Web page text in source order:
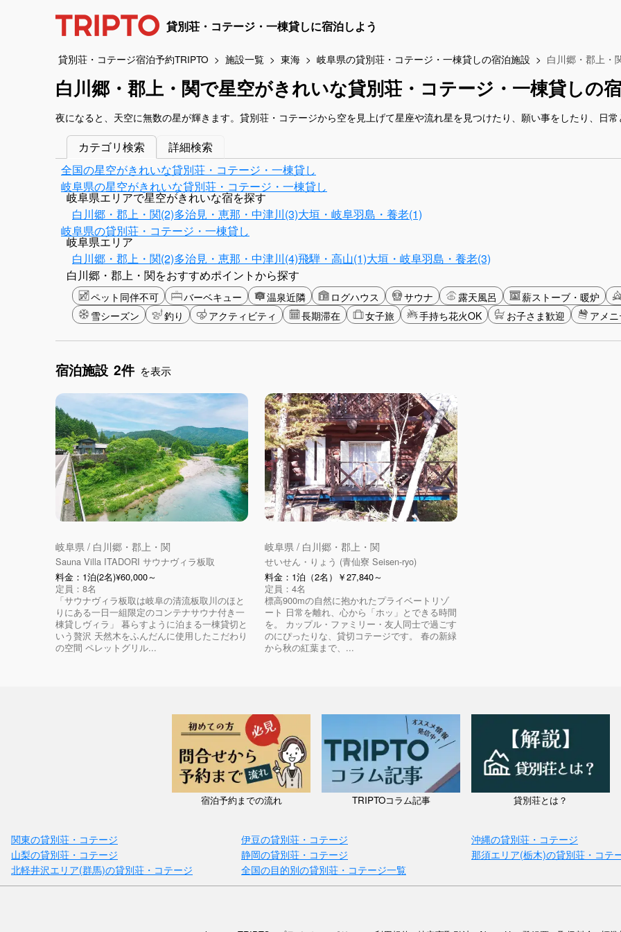
貸別荘・コテージ・一棟貸しに宿泊しよう
貸別荘・コテージ宿泊予約TRIPTO 施設一覧 東海 岐阜県の貸別荘・コテージ・一棟貸しの宿泊施設 白川郷・郡上・
白川郷・郡上・関で星空がきれいな貸別荘・コテージ・一棟貸しの
夜になると、天空に無数の星が輝きます。貸別荘・コテージから空を見上げて星座や流れ星を見つけたり、願い事をしたり、日
カテゴリ検索
詳細検索
全国の星空がきれいな貸別荘・コテージ・一棟貸し
岐阜県の星空がきれいな貸別荘・コテージ・一棟貸し
岐阜県エリアで星空がきれいな宿を探す
白川郷・郡上・関(2)多治見・恵那・中津川(3)大垣・岐阜羽島・養老(1)
岐阜県の貸別荘・コテージ・一棟貸し
岐阜県エリア
白川郷・郡上・関(2)多治見・恵那・中津川(4)飛騨・高山(1)大垣・岐阜羽島・養老(3)
白川郷・郡上・関をおすすめポイントから探す
ペット同伴不可 バーベキュー 温泉近隣 ログハウス サウナ 露天風呂
薪ストーブ・暖炉
雪シーズン
釣り アクティビティ 長期滞在 女子旅 手持ち花火OK お子さま歓迎 アメ
宿泊施設 2件 を表示
岐阜県 / 白川郷・郡上・関
Sauna Villa ITADORI サウナヴィラ板取
料金：1泊(2名)¥60,000～
定員：8名
「サウナヴィラ板取は岐阜の清流板取川のほと
りにある一日一組限定のコンテナサウナ付き一
棟貸しヴィラ」 暮らすように泊まる一棟貸切と
いう贅沢 天然木をふんだんに使用したこだわり
の空間 ペレットグリル...
岐阜県 / 白川郷・郡上・関
せいせん・りょう (青仙寮 Seisen-ryo)
料金：1泊（2名）￥27,840～
定員：4名
標高900mの自然に抱かれたプライベートリゾ
ート 日常を離れ、心から「ホッ」とできる時間
を。 カップル・ファミリー・友人同士で過ごす
のにぴったりな、貸切コテージです。 春の新緑
から秋の紅葉まで、...
宿泊予約までの流れ TRIPTOコラム記事 貸別荘とは？
関東の貸別荘・コテージ 伊豆の貸別荘・コテージ
沖縄の貸別荘・コテージ
山梨の貸別荘・コテージ
静岡の貸別荘・コテージ
那須エリア(栃木)の貸別荘・コテ
北軽井沢エリア(群馬)の貸別荘・コテージ
全国の目的別の貸別荘・コテージ一覧